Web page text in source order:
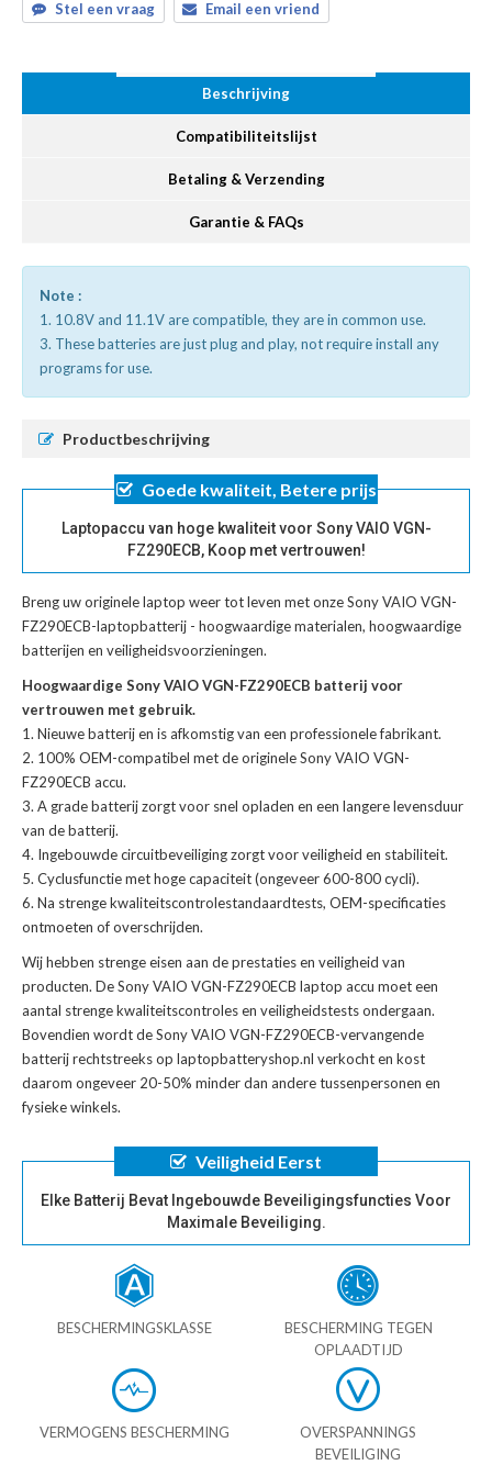
Stel een vraag Email een vriend
Beschrijving
Compatibiliteitslijst
Betaling & Verzending
Garantie & FAQs
Note :
1. 10.8V and 11.1V are compatible, they are in common use.
3. These batteries are just plug and play, not require install any
programs for use.
Productbeschrijving
Goede kwaliteit, Betere prijs
Laptopaccu van hoge kwaliteit voor Sony VAIO VGN-
FZ290ECB, Koop met vertrouwen!
Breng uw originele laptop weer tot leven met onzeSony VAIO VGN-
FZ290ECB-laptopbatterij - hoogwaardige materialen, hoogwaardige
batterijen en veiligheidsvoorzieningen.
Hoogwaardige Sony VAIO VGN-FZ290ECB batterij voor
vertrouwen met gebruik.
Nieuwe batterij en is afkomstig van een professionele fabrikant.
100% OEM-compatibel met deoriginele Sony VAIO VGN-
FZ290ECB accu.
A grade batterij zorgt voor snel opladen en een langere levensduur
van de batterij.
Ingebouwde circuitbeveiliging zorgt voor veiligheid en stabiliteit.
Cyclusfunctie met hoge capaciteit (ongeveer 600-800 cycli).
Na strenge kwaliteitscontrolestandaardtests, OEM-specificaties
ontmoeten of overschrijden.
Wij hebben strenge eisen aan de prestaties en veiligheid van
producten. DeSony VAIO VGN-FZ290ECB laptop accu moet een
aantal strenge kwaliteitscontroles en veiligheidstests ondergaan.
Bovendien wordt deSony VAIO VGN-FZ290ECB-vervangende
batterijrechtstreeks op laptopbatteryshop.nl verkocht en kost
daarom ongeveer 20-50% minder dan andere tussenpersonen en
fysieke winkels.
Veiligheid Eerst
Elke Batterij Bevat Ingebouwde Beveiligingsfuncties Voor
Maximale Beveiliging.
BESCHERMINGSKLASSE
BESCHERMING TEGEN
OPLAADTIJD
VERMOGENS BESCHERMING
OVERSPANNINGS
BEVEILIGING